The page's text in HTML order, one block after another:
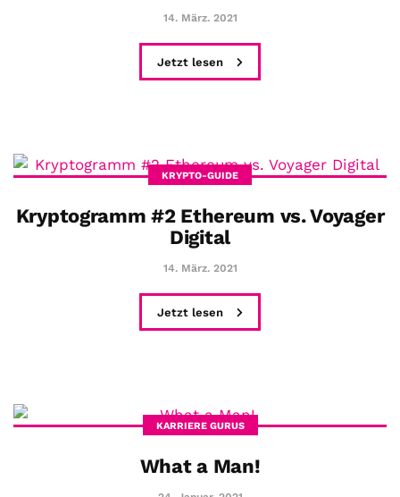
14. März. 2021
Jetzt lesen
KRYPTO-GUIDE
Kryptogramm #2 Ethereum vs. Voyager
Digital
14. März. 2021
Jetzt lesen
KARRIERE GURUS
What a Man!